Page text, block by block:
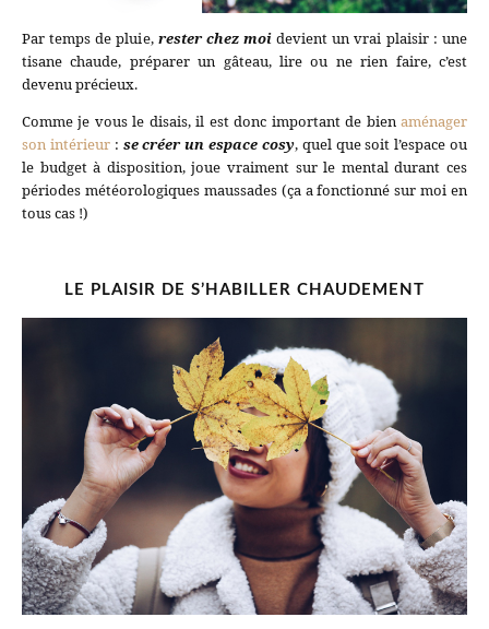
Par temps de pluie,rester chez moi devient un vrai plaisir : une
tisane chaude, préparer un gâteau, lire ou ne rien faire, c’est
devenu précieux.
Comme je vous le disais, il est donc important de bien aménager
son intérieur: se créer un espace cosy, quel que soit l’espace ou
le budget à disposition, joue vraiment sur le mental durant ces
périodes météorologiques maussades (ça a fonctionné sur moi en
tous cas !)
LE PLAISIR DE S’HABILLER CHAUDEMENT